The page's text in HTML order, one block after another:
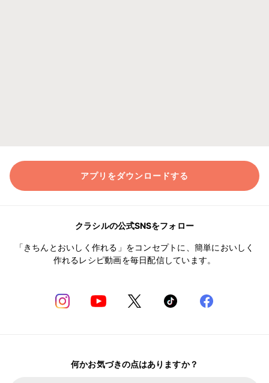
アプリをダウンロードする
クラシルの公式SNSをフォロー
「きちんとおいしく作れる」をコンセプトに、簡単においしく
作れるレシピ動画を毎日配信しています。
何かお気づきの点はありますか？